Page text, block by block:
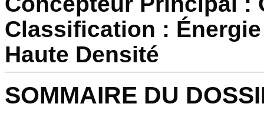
Classification :
Haute Densité
SOMMAIRE DU